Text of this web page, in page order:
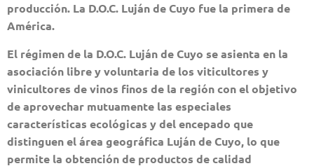
producción. La D.O.C. Luján de Cuyo fue la primera de
América.
El régimen de la D.O.C. Luján de Cuyo se asienta en la
asociación libre y voluntaria de los viticultores y
vinicultores de vinos finos de la región con el objetivo
de aprovechar mutuamente las especiales
características ecológicas y del encepado que
distinguen el área geográfica Luján de Cuyo, lo que
permite la obtención de productos de calidad